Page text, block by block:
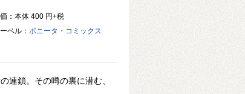
：本体 400 円+税
ベル： ボニータ・コミックス
連鎖。その噂の裏に潜む、